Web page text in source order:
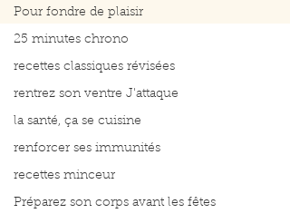
Pour fondre de plaisir
25 minutes chrono
recettes classiques révisées
rentrez son ventre J'attaque
la santé, ça se cuisine
renforcer ses immunités
recettes minceur
Préparez son corps avant les fêtes